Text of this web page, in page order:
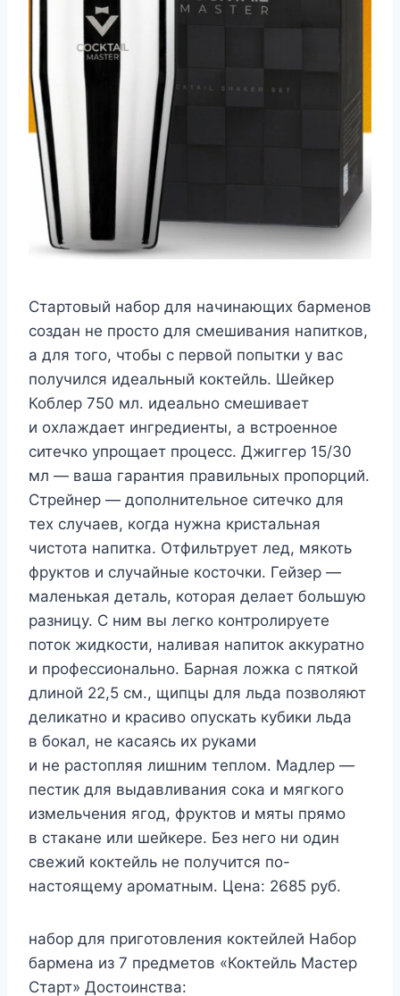
Стартовый набор для начинающих барменов
создан не просто для смешивания напитков,
а для того, чтобы с первой попытки у вас
получился идеальный коктейль. Шейкер
Коблер 750 мл. идеально смешивает
и охлаждает ингредиенты, а встроенное
ситечко упрощает процесс. Джиггер 15/30
мл — ваша гарантия правильных пропорций.
Стрейнер — дополнительное ситечко для
тех случаев, когда нужна кристальная
чистота напитка. Отфильтрует лед, мякоть
фруктов и случайные косточки. Гейзер —
маленькая деталь, которая делает большую
разницу. С ним вы легко контролируете
поток жидкости, наливая напиток аккуратно
и профессионально. Барная ложка с пяткой
длиной 22,5 см., щипцы для льда позволяют
деликатно и красиво опускать кубики льда
в бокал, не касаясь их руками
и не растопляя лишним теплом. Мадлер —
пестик для выдавливания сока и мягкого
измельчения ягод, фруктов и мяты прямо
в стакане или шейкере. Без него ни один
свежий коктейль не получится по-
настоящему ароматным. Цена: 2685 руб.
набор для приготовления коктейлей Набор
бармена из 7 предметов «Коктейль Мастер
Старт» Достоинства: